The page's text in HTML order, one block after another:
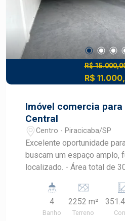
R$
R$
Imóvel comercia
Central
Centro - Piracicaba/SP
Excelente oportunidade
buscam um espaço amplo,
localizado. - Área total de 300 m²; - Imóvel
remoção das divisórias
- Ambiente com ótima
excelente luminosidade
4
Banho
2252 m²
Terreno